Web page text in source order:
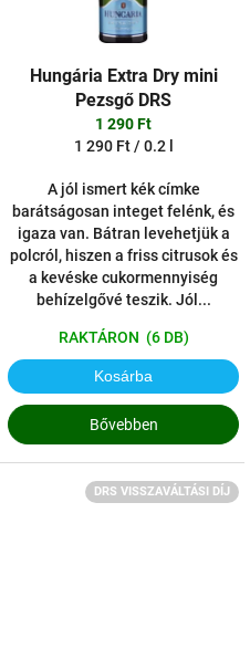
Hungária Extra Dry mini
Pezsgő DRS
1 290 Ft
Egységár:
1 290 Ft / 0.2 l
A jól ismert kék címke
barátságosan integet felénk, és
igaza van. Bátran levehetjük a
polcról, hiszen a friss citrusok és
a kevéske cukormennyiség
behízelgővé teszik. Jól...
RAKTÁRON (6 DB)
Kosárba
Bővebben
DRS VISSZAVÁLTÁSI DÍJ